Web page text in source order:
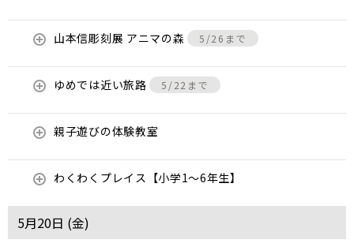
山本信彫刻展 アニマの森 5/26まで
ゆめでは近い旅路 5/22まで
親子遊びの体験教室
わくわくプレイス【小学1～6年生】
5月20日 (金)